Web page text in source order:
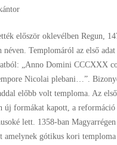
először oklevélben Regun,
néven. Templomáról az első
„Anno Domini CCCXXX
Nicolai plebani…”.
előbb volt temploma. Az
új formákat kapott, a reformáció
lett. 1358-ban
amelynek gótikus kori